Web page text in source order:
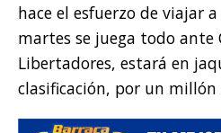
hace el esfuerzo de viajar
martes se juega todo ante
Libertadores, estará en
clasificación, por un millón